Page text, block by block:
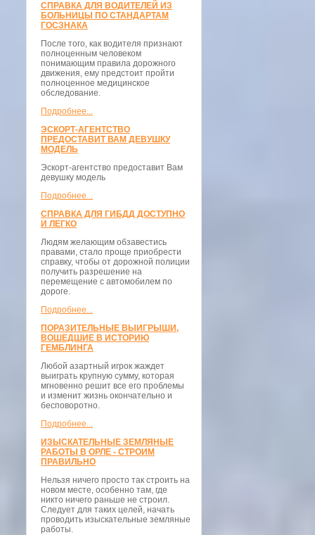
СПРАВКА ДЛЯ ВОДИТЕЛЕЙ ИЗ
БОЛЬНИЦЫ ПО СТАНДАРТАМ
ГОСЗНАКА
После того, как водителя признают
полноценным человеком
понимающим правила дорожного
движения, ему предстоит пройти
полноценное медицинское
обследование.
Подробнее...
ЭСКОРТ-АГЕНТСТВО
ПРЕДОСТАВИТ ВАМ ДЕВУШКУ
МОДЕЛЬ
Эскорт-агентство предоставит Вам
девушку модель
Подробнее...
СПРАВКА ДЛЯ ГИБДД ДОСТУПНО
И ЛЕГКО
Людям желающим обзавестись
правами, стало проще приобрести
справку, чтобы от дорожной полиции
получить разрешение на
перемещение с автомобилем по
дороге.
Подробнее...
ПОРАЗИТЕЛЬНЫЕ ВЫИГРЫШИ,
ВОШЕДШИЕ В ИСТОРИЮ
ГЕМБЛИНГА
Любой азартный игрок жаждет
выиграть крупную сумму, которая
мгновенно решит все его проблемы
и изменит жизнь окончательно и
бесповоротно.
Подробнее...
ИЗЫСКАТЕЛЬНЫЕ ЗЕМЛЯНЫЕ
РАБОТЫ В ОРЛЕ - СТРОИМ
ПРАВИЛЬНО
Нельзя ничего просто так строить на
новом месте, особенно там, где
никто ничего раньше не строил.
Следует для таких целей, начать
проводить изыскательные земляные
работы.